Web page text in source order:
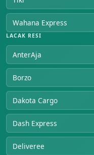
Wahana Express
LACAK RESI
AnterAja
Borzo
Dakota Cargo
Dash Express
Deliveree